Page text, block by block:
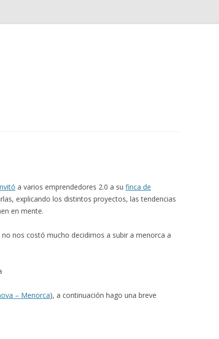
a varios emprendedores 2.0 a su finca de
explicando los distintos proyectos, las tendencias
en mente.
nos costó mucho decidirnos a subir a menorca a
– Menorca), a continuación hago una breve